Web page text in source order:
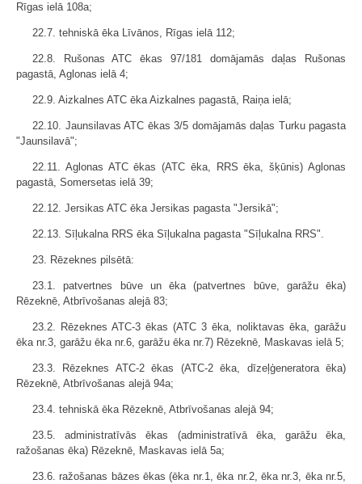
Rīgas ielā 108a;
22.7. tehniskā ēka Līvānos, Rīgas ielā 112;
22.8. Rušonas ATC ēkas 97/181 domājamās daļas Rušonas
pagastā, Aglonas ielā 4;
22.9. Aizkalnes ATC ēka Aizkalnes pagastā, Raiņa ielā;
22.10. Jaunsilavas ATC ēkas 3/5 domājamās daļas Turku pagasta
"Jaunsilavā";
22.11. Aglonas ATC ēkas (ATC ēka, RRS ēka, šķūnis) Aglonas
pagastā, Somersetas ielā 39;
22.12. Jersikas ATC ēka Jersikas pagasta "Jersikā";
22.13. Sīļukalna RRS ēka Sīļukalna pagasta "Sīļukalna RRS".
23. Rēzeknes pilsētā:
23.1. patvertnes būve un ēka (patvertnes būve, garāžu ēka)
Rēzeknē, Atbrīvošanas alejā 83;
23.2. Rēzeknes ATC-3 ēkas (ATC 3 ēka, noliktavas ēka, garāžu
ēka nr.3, garāžu ēka nr.6, garāžu ēka nr.7) Rēzeknē, Maskavas ielā 5;
23.3. Rēzeknes ATC-2 ēkas (ATC-2 ēka, dīzeļģeneratora ēka)
Rēzeknē, Atbrīvošanas alejā 94a;
23.4. tehniskā ēka Rēzeknē, Atbrīvošanas alejā 94;
23.5. administratīvās ēkas (administratīvā ēka, garāžu ēka,
ražošanas ēka) Rēzeknē, Maskavas ielā 5a;
23.6. ražošanas bāzes ēkas (ēka nr.1, ēka nr.2, ēka nr.3, ēka nr.5,